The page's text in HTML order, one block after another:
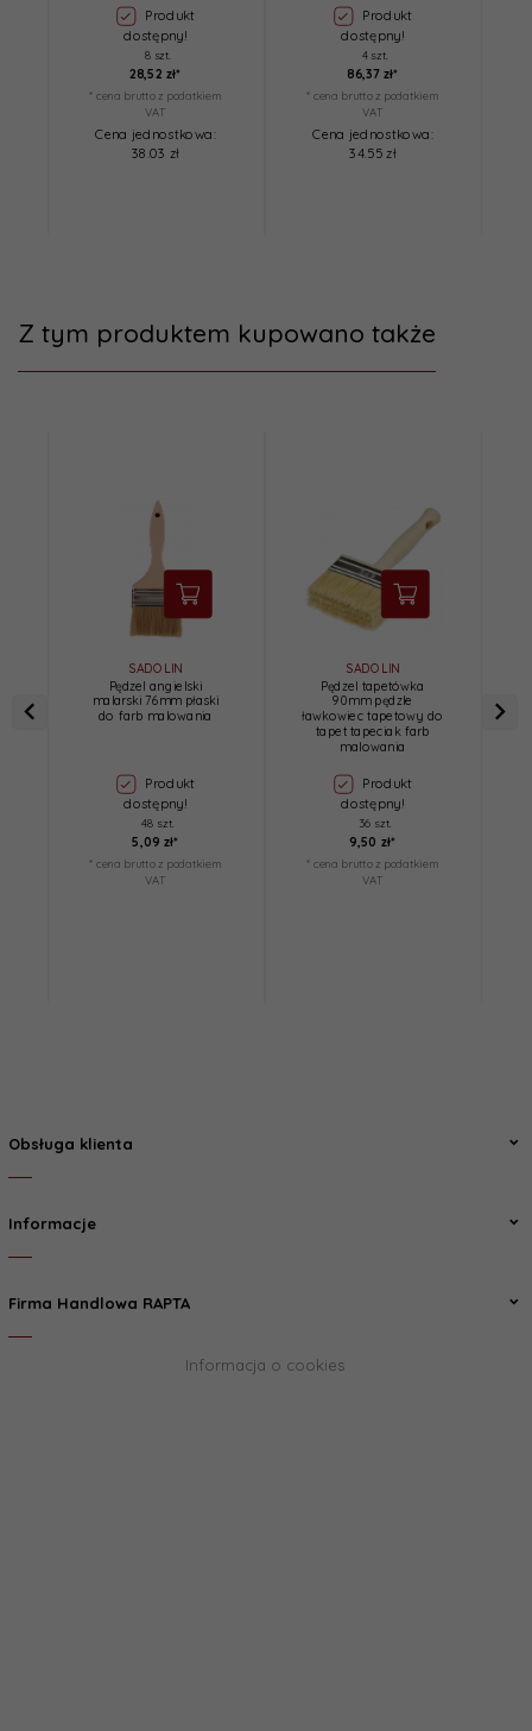
Produkt
dostępny!
8 szt.
28,52 zł*
* cena brutto z podatkiem
VAT
Cena jednostkowa:
38.03 zł
Produkt
dostępny!
4 szt.
86,37 zł*
* cena brutto z podatkiem
VAT
Cena jednostkowa:
34.55 zł
Z tym produktem kupowano także
SADOLIN
Pędzel angielski
malarski 76mm płaski
do farb malowania
Produkt
dostępny!
48 szt.
5, 09 zł*
* cena brutto z podatkiem
VAT
SADOLIN
Pędzel tapetówka
90mm pędzle
ławkowiec tapetowy do
tapet tapeciak farb
malowania
Produkt
dostępny!
36 szt.
9, 50 zł*
* cena brutto z podatkiem
VAT
Obsługa klienta
Informacje
Firma Handlowa RAPTA
Informacja o cookies